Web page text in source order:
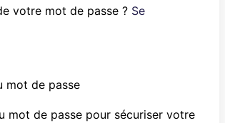
votre mot de passe ? Se
mot de passe
mot de passe pour sécuriser votre